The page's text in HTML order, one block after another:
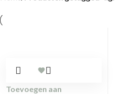
Toevoegen aan